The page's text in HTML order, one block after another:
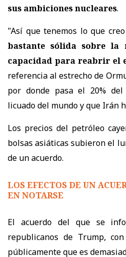
sus ambiciones nucleares.
"Así que tenemos lo que
bastante sólida sobre la
capacidad para reabrir el
referencia al estrecho de
por donde pasa el 20%
licuado del mundo y que Irán
Los precios del petróleo
bolsas asiáticas subieron el
de un acuerdo.
LOS EFECTOS DE UN
EN NOTARSE
El acuerdo del que se
republicanos de Trump,
públicamente que es